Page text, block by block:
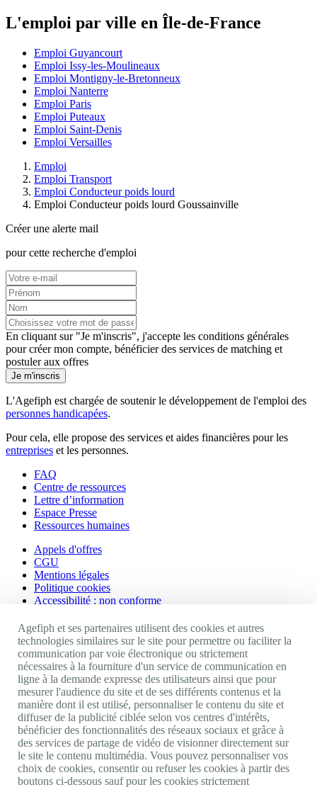
L'emploi par ville en Île-de-France
Emploi Guyancourt
Emploi Issy-les-Moulineaux
Emploi Montigny-le-Bretonneux
Emploi Nanterre
Emploi Paris
Emploi Puteaux
Emploi Saint-Denis
Emploi Versailles
Emploi
Emploi Transport
Emploi Conducteur poids lourd
Emploi Conducteur poids lourd Goussainville
Créer une alerte mail
pour cette recherche d'emploi
En cliquant sur "Je m'inscris", j'accepte les conditions générales
pour créer mon compte, bénéficier des services de matching et
postuler aux offres
Je m'inscris
L'Agefiph est chargée de soutenir le développement de l'emploi des
personnes handicapées.
Pour cela, elle propose des services et aides financières pour les
entreprises et les personnes.
FAQ
Centre de ressources
Lettre d’information
Espace Presse
Ressources humaines
Appels d'offres
CGU
Mentions légales
Politique cookies
Accessibilité : non conforme
Nos autres sites
Site portail Agefiph
Activateur de progrès
Handinnov
Innovation et recherche
Université du RRH
Service AppuiPro
Nous suivre
Youtube
Agefiph et ses partenaires utilisent des cookies et autres
technologies similaires sur le site pour permettre ou faciliter la
communication par voie électronique ou strictement
nécessaires à la fourniture d'un service de communication en
ligne à la demande expresse des utilisateurs ainsi que pour
mesurer l'audience du site et de ses différents contenus et la
manière dont il est utilisé, personnaliser le contenu du site et
diffuser de la publicité ciblée selon vos centres d'intérêts,
bénéficier des fonctionnalités des réseaux sociaux et grâce à
des services de partage de vidéo de visionner directement sur
le site le contenu multimédia. Vous pouvez personnaliser vos
choix de cookies, consentir ou refuser les cookies à partir des
boutons ci-dessous sauf pour les cookies strictement